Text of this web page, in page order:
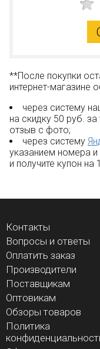
**После покупки
интернет-
через систему
на скидку 50 руб.
отзыв с фото;
через систему
указанием номера
и получите купон на
Контакты
Вопросы и ответы
Оплатить заказ
Производители
Поставщикам
Оптовикам
Обзоры товаров
Политика